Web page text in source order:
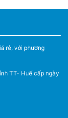
rẻ, với phương
TT- Huế cấp ngày